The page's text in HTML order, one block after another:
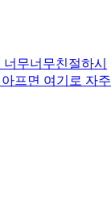
무너무친절하시
프면 여기로 자주